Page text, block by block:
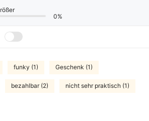
0%
funky (1) Geschenk (1)
bezahlbar (2) nicht sehr praktisch (1)